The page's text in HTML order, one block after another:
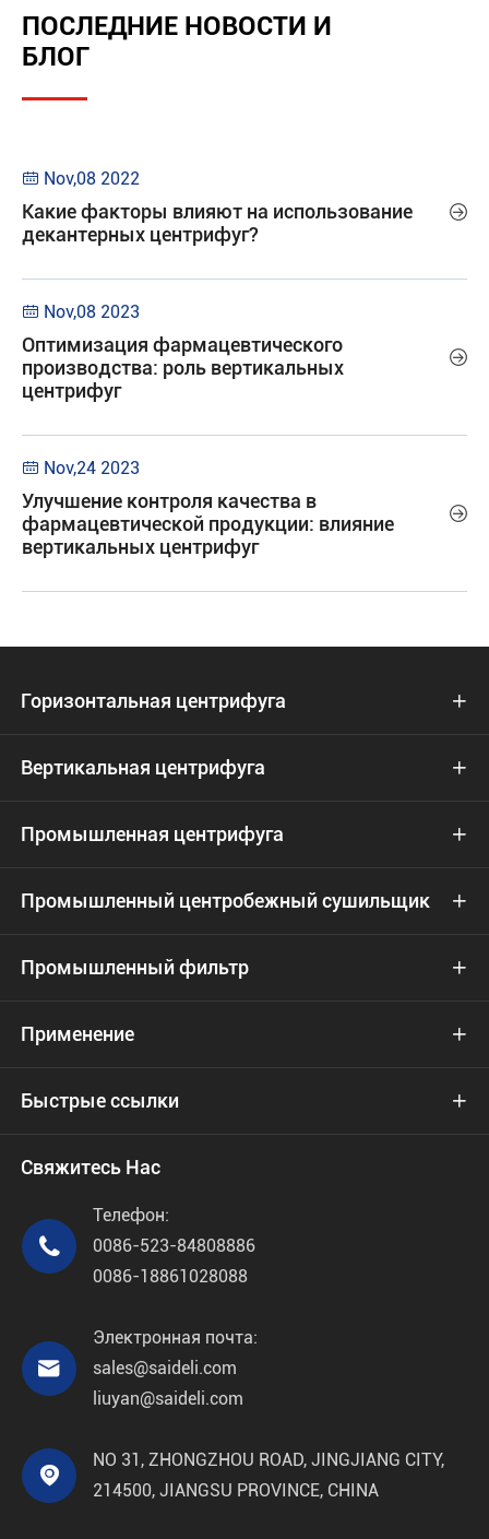
ПОСЛЕДНИЕ НОВОСТИ И
БЛОГ
 Nov,08 2022
Какие факторы влияют на использование
декантерных центрифуг?

 Nov,08 2023
Оптимизация фармацевтического
производства: роль вертикальных
центрифуг

 Nov,24 2023
Улучшение контроля качества в
фармацевтической продукции: влияние
вертикальных центрифуг

Горизонтальная центрифуга 
Вертикальная центрифуга 
Промышленная центрифуга 
Промышленный центробежный сушильщик 
Промышленный фильтр 
Применение 
Быстрые ссылки 
Свяжитесь Нас

Телефон:
0086-523-84808886
0086-18861028088

Электронная почта:
sales@saideli.com
liuyan@saideli.com

NO 31, ZHONGZHOU ROAD, JINGJIANG CITY,
214500, JIANGSU PROVINCE, CHINA